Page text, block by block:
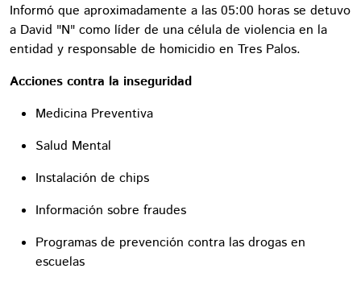
Informó que aproximadamente a las 05:00 horas se detuvo
a David "N" como líder de una célula de violencia en la
entidad y responsable de homicidio en Tres Palos.
Acciones contra la inseguridad
Medicina Preventiva
Salud Mental
Instalación de chips
Información sobre fraudes
Programas de prevención contra las drogas en
escuelas